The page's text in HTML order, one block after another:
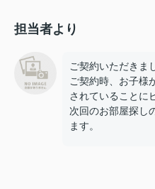
担当者より
ご契約いただきま
ご契約時、お子様
されていることに
次回のお部屋探し
ます。